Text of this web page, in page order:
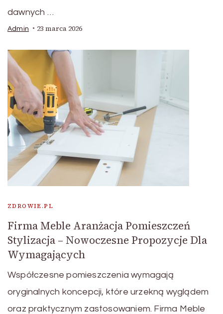
dawnych …
Admin 23 marca 2026
ZDROWIE.PL
Firma Meble Aranżacja Pomieszczeń
Stylizacja – Nowoczesne Propozycje Dla
Wymagających
Współczesne pomieszczenia wymagają
oryginalnych koncepcji, które urzekną wyglądem
oraz praktycznym zastosowaniem. Firma Meble